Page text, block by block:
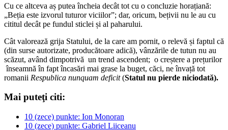
Cu ce altceva aș putea încheia decât tot cu o concluzie horațiană:
„Beția este izvorul tuturor viciilor”; dar, oricum, bețivii nu le au cu
cititul decât pe fundul sticlei și al paharului.
Cât valorează grija Statului, de la care am pornit, o relevă și faptul că
(din surse autorizate, producătoare adică), vânzările de tutun nu au
scăzut, având dimpotrivă un trend ascendent; o creștere a prețurilor
înseamnă în fapt încasări mai grase la buget, căci, ne învață tot
romanii Respublica nunquam deficit(Statul nu pierde niciodată).
Mai puteţi citi:
10 (zece) punkte: Ion Monoran
10 (zece) punkte: Gabriel Liiceanu